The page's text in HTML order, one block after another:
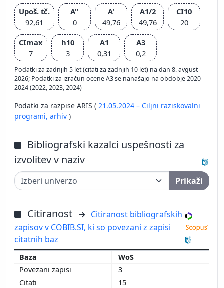
Upoš. tč.
92,61
A''
0
A'
49,76
A1/2
49,76
CI10
20
CImax
7
h10
3
A1
0,31
A3
0,2
Podatki za zadnjih 5 let (citati za zadnjih 10 let) na dan 8. avgust
2026; Podatki za izračun ocene A3 se nanašajo na obdobje 2020-
2024 (2022, 2023, 2024)
Podatki za razpise ARIS ( 21.05.2024 – Ciljni raziskovalni
programi, arhiv )
Bibliografski kazalci uspešnosti za
izvolitev v naziv
Prikaži
Citiranost
Citiranost bibliografskih
zapisov v COBIB.SI, ki so povezani z zapisi
citatnih baz
WoS
3
15